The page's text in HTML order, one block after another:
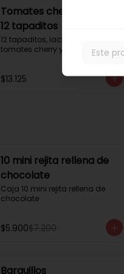
Tomates cherry y rúcula
12 tapaditos
12 tapaditos, lacto mayonesa,
tomates cherry y rúcula.
$13.125
10 mini rejita rellena de
chocolate
Caja 10 mini rejita rellena de
chocolate
$5.900$7.200
Barquillos
Este